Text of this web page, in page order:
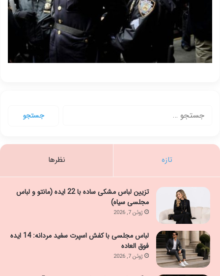
تازه نظرها
تزیین لباس مشکی ساده با 22 ایده (مانتو و لباس
مجلسی سیاه)
ژوئن 7, 2026
لباس مجلسی با کفش اسپرت سفید مردانه: 14 ایده
فوق العاده
ژوئن 7, 2026